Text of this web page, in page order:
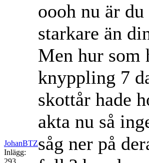
JohanBTZ
Inlägg:
oooh nu är
starkare än
Men hur som
knyppling 7
skottår hade
akta nu så
såg ner på